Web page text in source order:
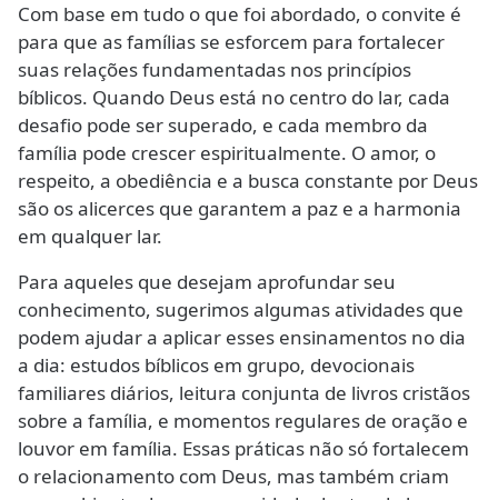
Com base em tudo o que foi abordado, o convite é
para que as famílias se esforcem para fortalecer
suas relações fundamentadas nos princípios
bíblicos. Quando Deus está no centro do lar, cada
desafio pode ser superado, e cada membro da
família pode crescer espiritualmente. O amor, o
respeito, a obediência e a busca constante por Deus
são os alicerces que garantem a paz e a harmonia
em qualquer lar.
Para aqueles que desejam aprofundar seu
conhecimento, sugerimos algumas atividades que
podem ajudar a aplicar esses ensinamentos no dia
a dia: estudos bíblicos em grupo, devocionais
familiares diários, leitura conjunta de livros cristãos
sobre a família, e momentos regulares de oração e
louvor em família. Essas práticas não só fortalecem
o relacionamento com Deus, mas também criam